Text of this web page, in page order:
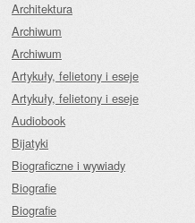
Architektura
Archiwum
Archiwum
Artykuły, felietony i eseje
Artykuły, felietony i eseje
Audiobook
Bijatyki
Biograficzne i wywiady
Biografie
Biografie